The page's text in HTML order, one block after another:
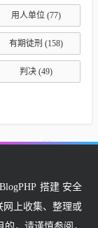
用人单位(77)
有期徒刑 (158)
判决(49)
搭建 安全
上收集、整理或